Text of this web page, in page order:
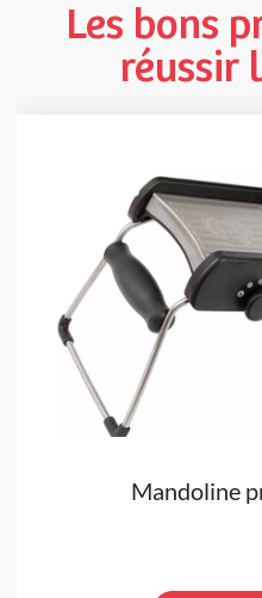
Les bons
réussir
Mandoline